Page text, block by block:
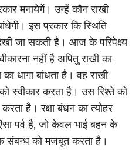
मनायेगें। उन्हें कौन राखी
इस प्रकार कि स्थिति
जा सकती है। आज के परिपेक्ष्य
नहीं है अपितु राखी का
धागा बांधता है। वह राखी
स्वीकार करता है। उस रिश्ते को
है। रक्षा बंधन का त्योहर
पर्व है, जो केवल भाई बहन के
संबन्ध को मजबूत करता है।